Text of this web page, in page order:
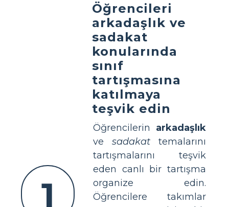
1
Öğrencileri
arkadaşlık ve
sadakat
konularında
sınıf
tartışmasına
katılmaya
teşvik edin
Öğrencilerin arkadaşlık
ve sadakat temalarını
tartışmalarını teşvik
eden canlı bir tartışma
organize edin.
Öğrencilere takımlar